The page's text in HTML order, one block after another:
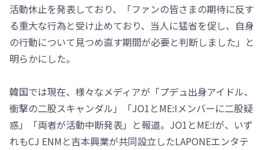
活動休止を発表しており、「ファンの皆さまの期待に反す
る重大な行為と受け止めており、当人に猛省を促し、自身
の行動について見つめ直す期間が必要と判断しました」と
明らかにした。
韓国では現在、様々なメディアが「プデュ出身アイドル、
衝撃の二股スキャンダル」「JO1とME:Iメンバーに二股疑
惑」「両者が活動中断発表」と報道。JO1とME:Iが、いず
れもCJ ENMと吉本興業が共同設立したLAPONEエンタテ